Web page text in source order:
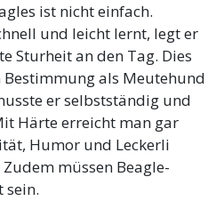
ist nicht einfach.
und leicht lernt, legt er
Sturheit an den Tag. Dies
als Meutehund
er selbstständig und
Härte erreicht man gar
Humor und Leckerli
müssen Beagle-
sein.